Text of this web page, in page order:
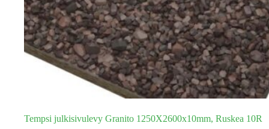
Tempsi julkisivulevy Granito 1250X2600x10mm, Ruskea 10R